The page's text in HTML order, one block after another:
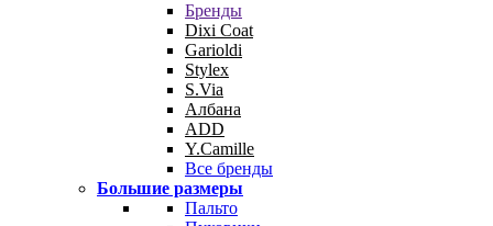
Бренды
Dixi Coat
Garioldi
Stylex
S.Via
Албана
ADD
Y.Camille
Все бренды
Большие размеры
Пальто